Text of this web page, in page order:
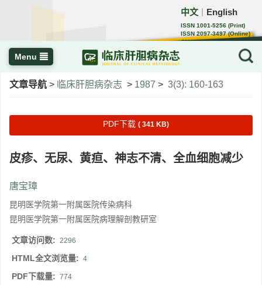
中文 English
ISSN 1001-5256 (Print)
ISSN 2097-3497 (Online)
CN 22-1108/R
Menu
文章导航 > 临床肝胆病杂志 > 1987 > 3(3): 160-163
PDF下载 ( 341 KB)
皮疹、无尿、黄疸、神志不清、全血细胞减少
唐宝璋
昆明医学院第一附属医院传染病科
昆明医学院第一附属医院病理解剖教研室
文章访问数: 2296
HTML全文浏览量: 4
PDF下载量: 774